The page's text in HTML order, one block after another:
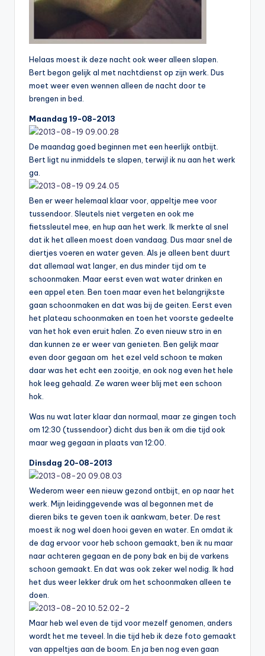
Helaas moest ik deze nacht ook weer alleen slapen.
Bert begon gelijk al met nachtdienst op zijn werk. Dus
moet weer even wennen alleen de nacht door te
brengen in bed.
Maandag 19-08-2013
De maandag goed beginnen met een heerlijk ontbijt.
Bert ligt nu inmiddels te slapen, terwijl ik nu aan het werk
ga.
Ben er weer helemaal klaar voor, appeltje mee voor
tussendoor. Sleutels niet vergeten en ook me
fietssleutel mee, en hup aan het werk. Ik merkte al snel
dat ik het alleen moest doen vandaag. Dus maar snel de
diertjes voeren en water geven. Als je alleen bent duurt
dat allemaal wat langer, en dus minder tijd om te
schoonmaken. Maar eerst even wat water drinken en
een appel eten. Ben toen maar even het belangrijkste
gaan schoonmaken en dat was bij de geiten. Eerst even
het plateau schoonmaken en toen het voorste gedeelte
van het hok even eruit halen. Zo even nieuw stro in en
dan kunnen ze er weer van genieten. Ben gelijk maar
even door gegaan om het ezel veld schoon te maken
daar was het echt een zooitje, en ook nog even het hele
hok leeg gehaald. Ze waren weer blij met een schoon
hok.
Was nu wat later klaar dan normaal, maar ze gingen toch
om 12:30 (tussendoor) dicht dus ben ik om die tijd ook
maar weg gegaan in plaats van 12:00.
Dinsdag 20-08-2013
Wederom weer een nieuw gezond ontbijt, en op naar het
werk. Mijn leidinggevende was al begonnen met de
dieren biks te geven toen ik aankwam, beter. De rest
moest ik nog wel doen hooi geven en water. En omdat ik
de dag ervoor voor heb schoon gemaakt, ben ik nu maar
naar achteren gegaan en de pony bak en bij de varkens
schoon gemaakt. En dat was ook zeker wel nodig. Ik had
het dus weer lekker druk om het schoonmaken alleen te
doen.
Maar heb wel even de tijd voor mezelf genomen, anders
wordt het me teveel. In die tijd heb ik deze foto gemaakt
van appeltjes aan de boom. En ja ben nog even gaan